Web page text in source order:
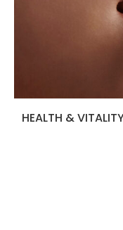
HEALTH &